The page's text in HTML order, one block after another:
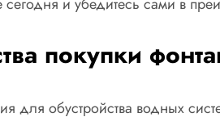
покупки
для обустройства водных